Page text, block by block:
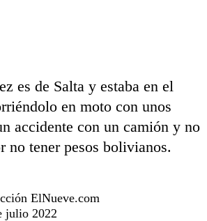
es de Salta y estaba en el
en moto con unos
accidente con un camión y no
no tener pesos bolivianos.
ElNueve.com
julio 2022